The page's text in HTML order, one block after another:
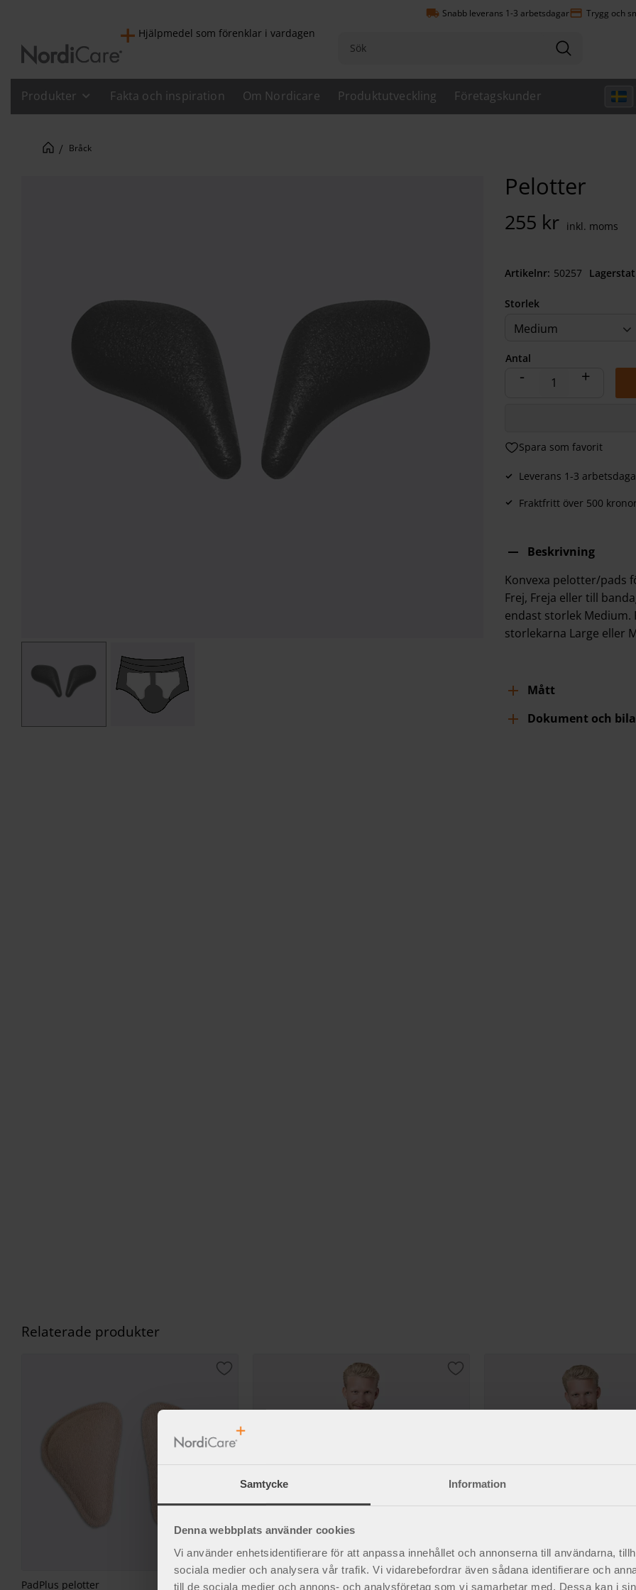
Samtycke Information
Denna webbplats använder cookies
Vi använder enhetsidentifierare för att anpassa innehållet och annonserna till användarna,
sociala medier och analysera vår trafik. Vi vidarebefordrar även sådana identifierare och
till de sociala medier och annons- och analysföretag som vi samarbetar med. Dessa kan i
local_shipping Snabb leverans 1-3 arbetsdagarpayment Trygg och
Hjälpmedel som förenklar i vardagen
Produkter Fakta och inspiration Om Nordicare Produktutveckling Företagskunder
Bråck
Pelotter
255 kr
Storlek
Medium
Antal
+
-
Lägg till i favoriter
Leverans 1-3
Fraktfritt över 500
Artikelnr 502570050
Beskrivning
Konvexa pelotter/pads
Frej, Freja eller till
endast storlek Medium.
storlekarna Large eller
Mått
Dokument och
Relaterade produkter
PadPlus pelotter
Lägg till i favoriter
Balder bråckband och
Lägg till i favoriter
Balder bråckband och